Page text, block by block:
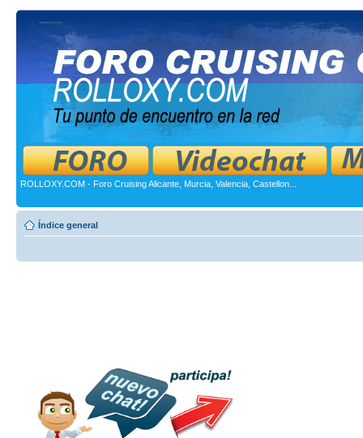
ROLLOXY.COM - Foro Cruising Alicante, Murcia, Valencia, Castellon...
Índice general